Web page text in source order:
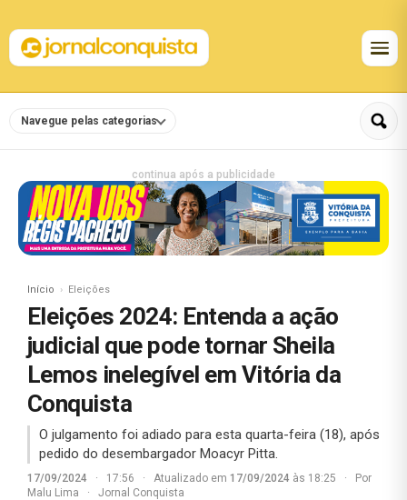
Navegue pelas categorias
continua após a publicidade
Início Eleições
Eleições 2024: Entenda a ação
judicial que pode tornar Sheila
Lemos inelegível em Vitória da
Conquista
O julgamento foi adiado para esta quarta-feira (18), após
pedido do desembargador Moacyr Pitta.
17/09/2024 · 17:56 · Atualizado em 17/09/2024 às 18:25 ·
Por
Malu Lima
· Jornal Conquista